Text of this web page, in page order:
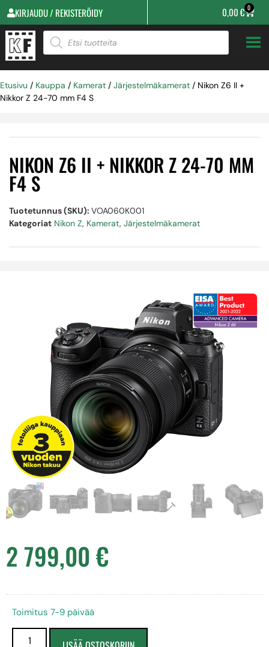
KIRJAUDU / REKISTERÖIDY 0,00€ 0
Etusivu / Kauppa / Kamerat / Järjestelmäkamerat / Nikon Z6 II +
Nikkor Z 24-70 mm F4 S
NIKON Z6 II + NIKKOR Z 24-70 MM
F4 S
Tuotetunnus (SKU): VOA060K001
Kategoriat Nikon Z, Kamerat, Järjestelmäkamerat
2 799,00€
Toimitus 7-9 päivää